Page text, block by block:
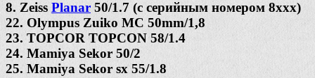
8. Zeiss Planar 50/1.7 (с серийным номером 8ххх)
22. Olympus Zuiko MC 50mm/1,8
23. TOPCOR TOPCON 58/1.4
24. Mamiya Sekor 50/2
25. Mamiya Sekor sx 55/1.8